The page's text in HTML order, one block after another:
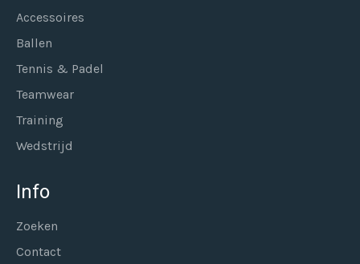
Accessoires
Ballen
Tennis & Padel
Teamwear
Training
Wedstrijd
Info
Zoeken
Contact